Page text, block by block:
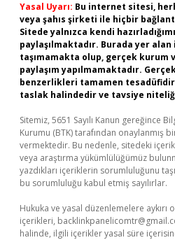
Yasal Uyarı: Bu internet sitesi,
veya şahıs şirketi ile hiçbir
Sitede yalnızca kendi
paylaşılmaktadır. Burada yer
taşımamakta olup, gerçek kurum
paylaşım yapılmamaktadır.
benzerlikleri tamamen
taslak halindedir ve tavsiye
Sitemiz, 5651 Sayılı Kanun gereğince
Kurumu (BTK) tarafından onaylanmış
vermektedir. Bu nedenle, sitedeki
veya araştırma yükümlülüğümüz
yazdıkları içeriklerin sorumluluğunu
bu sorumluluğu kabul etmiş sayılırlar.
Hukuka ve yasal düzenlemelere
içerikleri,
halinde, ilgili içerikler yasal süre